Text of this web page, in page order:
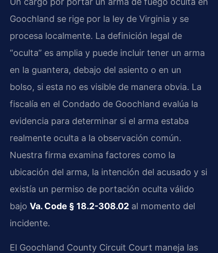
Goochland se rige por la ley de Virginia y se
procesa localmente. La definición legal de
“oculta” es amplia y puede incluir tener un arma
en la guantera, debajo del asiento o en un
bolso, si esta no es visible de manera obvia. La
fiscalía en el Condado de Goochland evalúa la
evidencia para determinar si el arma estaba
realmente oculta a la observación común.
Nuestra firma examina factores como la
ubicación del arma, la intención del acusado y si
existía un permiso de portación oculta válido
bajo Va. Code § 18.2-308.02 al momento del
incidente.
El Goochland County Circuit Court maneja las